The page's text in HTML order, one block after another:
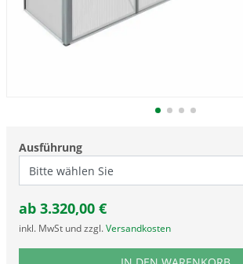
Ausführung
ab 3.320,00 €
inkl. MwSt und zzgl. Versandkosten